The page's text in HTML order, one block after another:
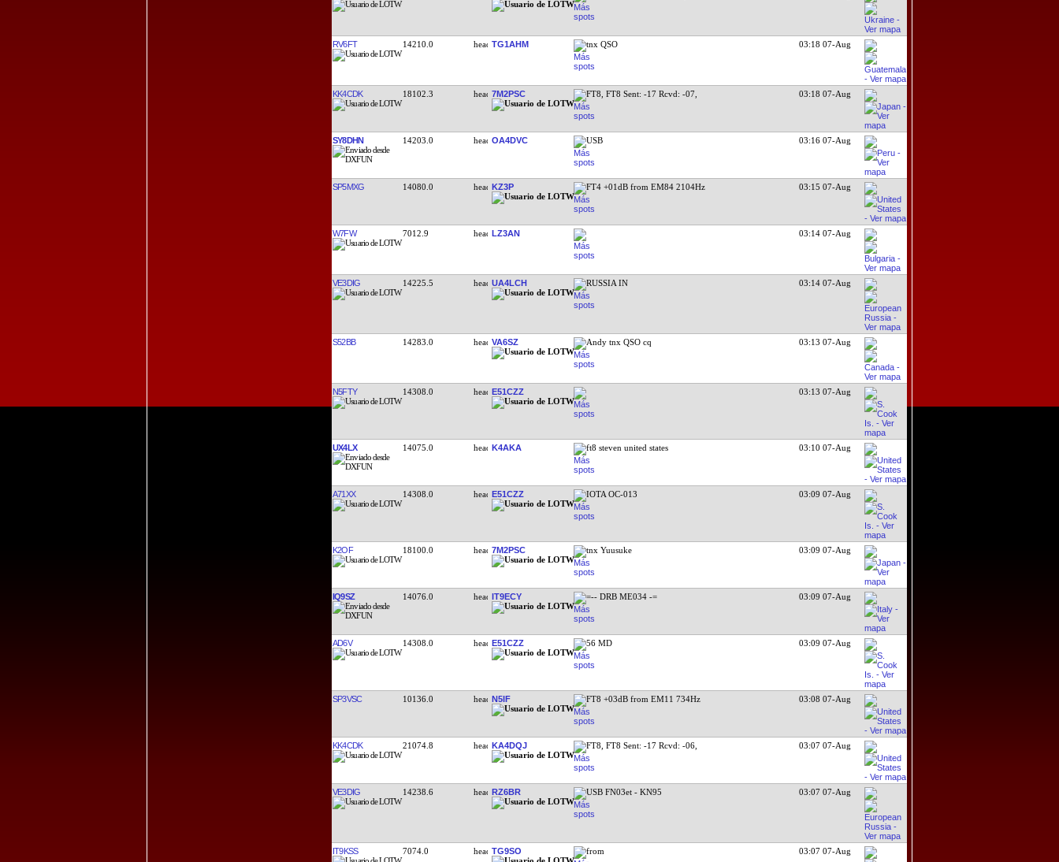
RV6FT 14210.0 TG1AHM tnx QSO 03:18 07-Aug
KK4CDK 18102.3 7M2PSC FT8, FT8 Sent: -17 Rcvd: -07, 03:18 07-Aug
SY8DHN 14203.0 OA4DVC USB 03:16 07-Aug
SP5MXG 14080.0 KZ3P FT4 +01dB from EM84 2104Hz 03:15 07-Aug
W7FW 7012.9 LZ3AN 03:14 07-Aug
VE3DIG 14225.5 UA4LCH RUSSIA IN 03:14 07-Aug
S52BB 14283.0 VA6SZ Andy tnx QSO cq 03:13 07-Aug
N5FTY 14308.0 E51CZZ 03:13 07-Aug
UX4LX 14075.0 K4AKA ft8 steven united states 03:10 07-Aug
A71XX 14308.0 E51CZZ IOTA OC-013 03:09 07-Aug
K2OF 18100.0 7M2PSC tnx Yuusuke 03:09 07-Aug
IQ9SZ 14076.0 IT9ECY =-- DRB ME034 -= 03:09 07-Aug
AD6V 14308.0 E51CZZ 56 MD 03:09 07-Aug
SP3VSC 10136.0 N5IF FT8 +03dB from EM11 734Hz 03:08 07-Aug
KK4CDK 21074.8 KA4DQJ FT8, FT8 Sent: -17 Rcvd: -06, 03:07 07-Aug
VE3DIG 14238.6 RZ6BR USB FN03et - KN95 03:07 07-Aug
IT9KSS 7074.0 TG9SO from 03:07 07-Aug